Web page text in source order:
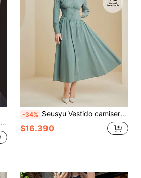
-34% Seusyu Vestido camisero unicolor bajo amplio
$16.390